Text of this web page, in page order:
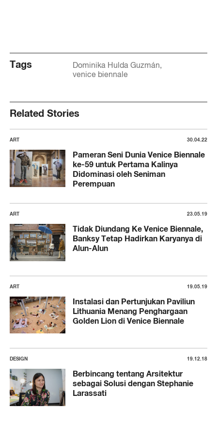
Tags
Dominika Hulda Guzmán
venice biennale
Related Stories
ART 30.04.22
Pameran Seni Dunia Venice Biennale
ke-59 untuk Pertama Kalinya
Didominasi oleh Seniman
Perempuan
ART 23.05.19
Tidak Diundang Ke Venice Biennale,
Banksy Tetap Hadirkan Karyanya di
Alun-Alun
ART 19.05.19
Instalasi dan Pertunjukan Paviliun
Lithuania Menang Penghargaan
Golden Lion di Venice Biennale
DESIGN 19.12.18
Berbincang tentang Arsitektur
sebagai Solusi dengan Stephanie
Larassati